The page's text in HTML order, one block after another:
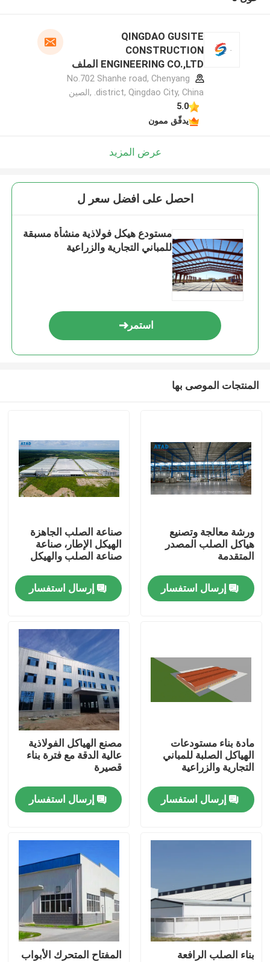
أشرطة فيديو
جولة في المعمل
رقابة جودة
اطلب اقتباس
مستودع الهيكل الصلب
ورشة الهياكل الفولاذية
هيكل فولاذي خفيف الوزن
QINGDAO GUSITE
CONSTRUCTION
ENGINEERING CO.,LTD الملف
الشركة المصنعة
No.702 Shanhe road, Chenyang
district, Qingdao City, China. ,الصين
5.0
يدقّق ممون
عرض المزيد
احصل على افضل سعر ل
مستودع هيكل فولاذية منشأة مسبقة
للمباني التجارية والزراعية
استمر
المنتجات الموصى بها
ورشة معالجة وتصنيع
هياكل الصلب المصدر
المتقدمة
إرسال استفسار
صناعة الصلب الجاهزة
الهيكل الإطار، صناعة
صناعة الصلب والهيكل
إرسال استفسار
مادة بناء مستودعات
الهياكل الصلبة للمباني
التجارية والزراعية
إرسال استفسار
مصنع الهياكل الفولاذية
عالية الدقة مع فترة بناء
قصيرة
إرسال استفسار
بناء الصلب الرافعة
المفتاح المتحرك الأبواب